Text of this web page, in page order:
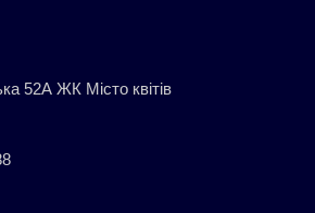
52А ЖК Місто квітів